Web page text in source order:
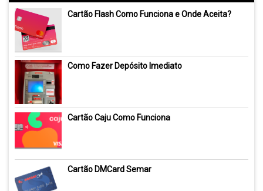
Cartão Flash Como Funciona e Onde Aceita?
Como Fazer Depósito Imediato
Cartão Caju Como Funciona
Cartão DMCard Semar